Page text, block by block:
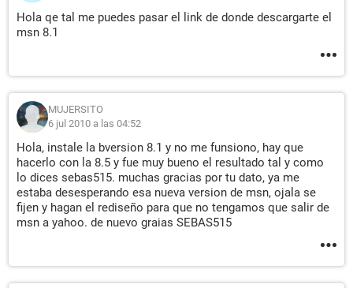
Hola qe tal me puedes pasar el link de donde descargarte el
msn 8.1
MUJERSITO
6 jul 2010 a las 04:52
Hola, instale la bversion 8.1 y no me funsiono, hay que
hacerlo con la 8.5 y fue muy bueno el resultado tal y como
lo dices sebas515. muchas gracias por tu dato, ya me
estaba desesperando esa nueva version de msn, ojala se
fijen y hagan el rediseño para que no tengamos que salir de
msn a yahoo. de nuevo graias SEBAS515